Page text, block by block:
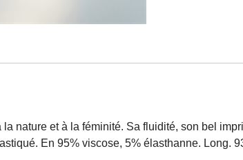
nature et à la féminité. Sa fluidité, son bel
En 95% viscose, 5% élasthanne. Long.